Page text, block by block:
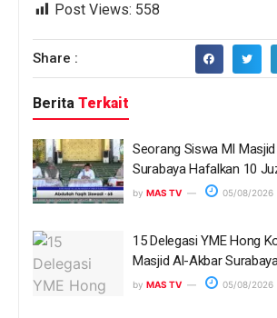
Post Views: 558
Share :
Berita Terkait
Seorang Siswa MI
Surabaya Hafalkan 10
by MAS TV 05/08/2026
15 Delegasi YME Hong
Masjid Al-Akbar
by MAS TV 05/08/2026